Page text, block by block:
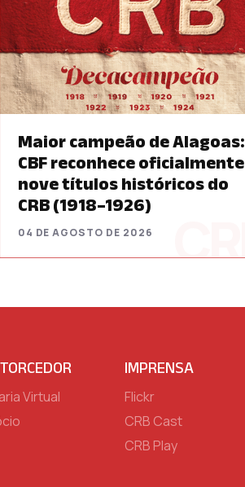
Maior campeão de Alagoas:
CBF reconhece oficialmente
nove títulos históricos do
CRB (1918–1926)
04 DE AGOSTO DE 2026
Virtual
IMPRENSA
Flickr
CRB Cast
CRB Play